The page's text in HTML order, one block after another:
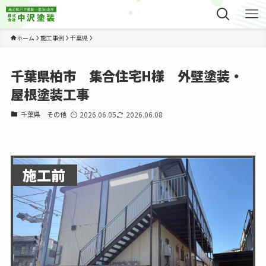
ホーム 施工事例 千葉県
千葉県柏市 集合住宅H様 外壁塗装・
屋根塗装工事
千葉県 その他 2026.06.05 2026.06.08
施工前